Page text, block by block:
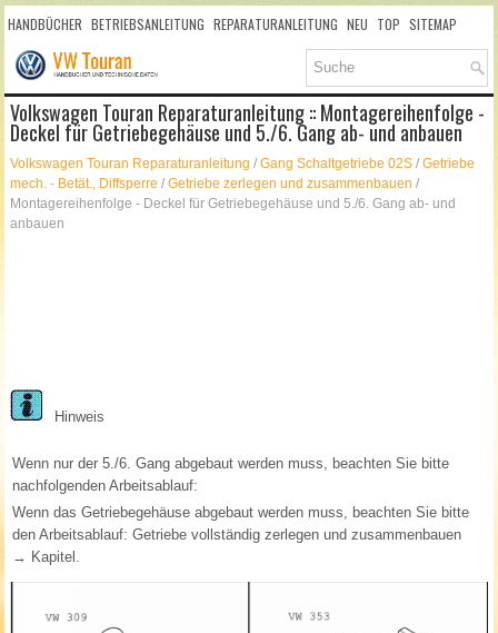
HANDBÜCHER BETRIEBSANLEITUNG REPARATURANLEITUNG NEU TOP SITEMAP
SUCHLAUF
Volkswagen Touran Reparaturanleitung :: Montagereihenfolge -
Deckel für Getriebegehäuse und 5./6. Gang ab- und anbauen
Volkswagen Touran Reparaturanleitung /Gang Schaltgetriebe 02S /Getriebe
mech. - Betät., Diffsperre /Getriebe zerlegen und zusammenbauen /
Montagereihenfolge - Deckel für Getriebegehäuse und 5./6. Gang ab- und
anbauen
Hinweis
Wenn nur der 5./6. Gang abgebaut werden muss, beachten Sie bitte
nachfolgenden Arbeitsablauf:
Wenn das Getriebegehäuse abgebaut werden muss, beachten Sie bitte
den Arbeitsablauf: Getriebe vollständig zerlegen und zusammenbauen
→ Kapitel.